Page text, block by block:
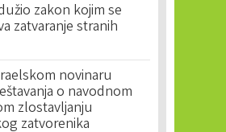
zakon kojim se
zatvaranje stranih
novinaru
o navodnom
zlostavljanju
zatvorenika